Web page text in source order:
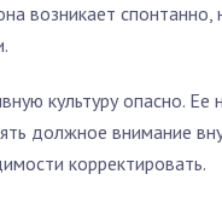
возникает
культуру опасно.
должное внимание
корректировать.